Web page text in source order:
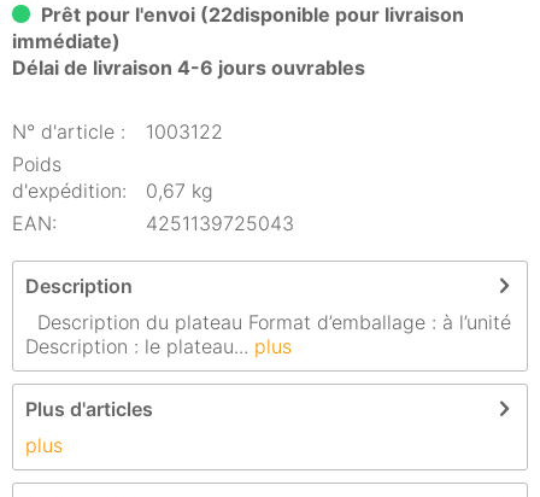
Prêt pour l'envoi (22disponible pour livraison
immédiate)
Délai de livraison 4-6 jours ouvrables
N° d'article :
1003122
Poids
d'expédition:
0,67 kg
EAN:
4251139725043
Description
Description du plateau Format d’emballage : à l’unité
Description : le plateau... plus
Plus d'articles
plus